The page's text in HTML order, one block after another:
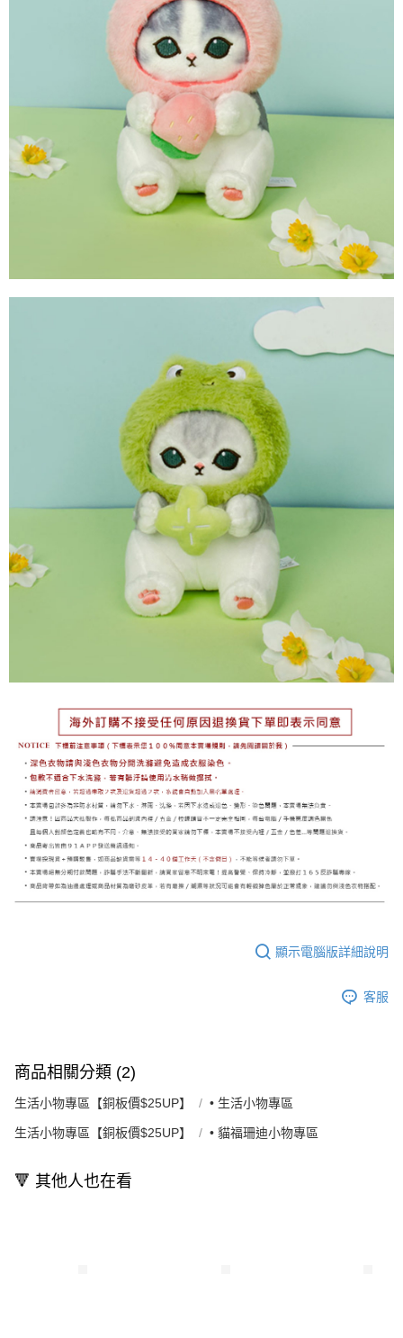
顯示電腦版詳細說明
客服
商品相關分類 (2)
生活小物專區【銅板價$25UP】 • 生活小物專區
生活小物專區【銅板價$25UP】 • 貓福珊迪小物專區
🔻 其他人也在看